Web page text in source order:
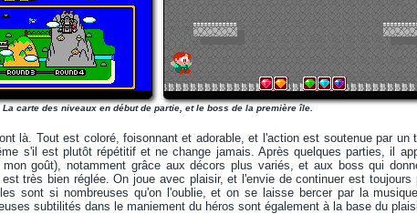
La carte des niveaux en début de partie, et le boss de la première île.
là. Tout est coloré, foisonnant et adorable, et l'action est soutenue par un
s'il est plutôt répétitif et ne change jamais. Après quelques parties, il
mon goût), notamment grâce aux décors plus variés, et aux boss qui
très bien réglée. On joue avec plaisir, et l'envie de continuer est toujours
sont si nombreuses qu'on l'oublie, et on se laisse bercer par la
subtilités dans le maniement du héros sont également à la base du